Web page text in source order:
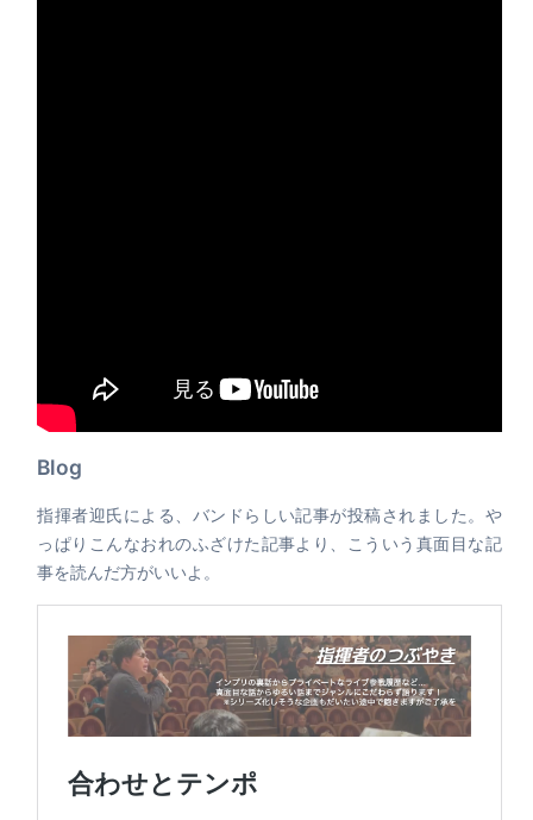
Blog
指揮者迎氏による、バンドらしい記事が投稿されました。や
っぱりこんなおれのふざけた記事より、こういう真面目な記
事を読んだ方がいいよ。